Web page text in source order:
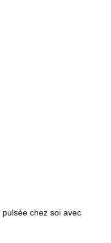
pulsée chez soi avec